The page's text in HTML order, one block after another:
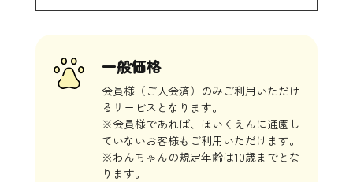
一般価格
会員様（ご入会済）のみご利用いただけ
るサービスとなります。
※会員様であれば、ほいくえんに通園し
ていないお客様もご利用いただけます。
※わんちゃんの規定年齢は10歳までとな
ります。